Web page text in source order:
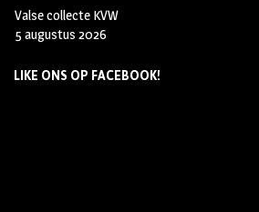
Valse collecte KVW
5 augustus 2026
LIKE ONS OP FACEBOOK!